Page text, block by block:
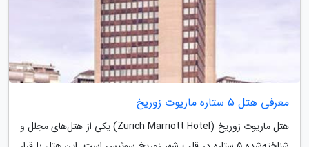
معرفی هتل 5 ستاره ماریوت زوریخ
هتل ماریوت زوریخ (Zurich Marriott Hotel) یکی از هتل‌های مجلل و